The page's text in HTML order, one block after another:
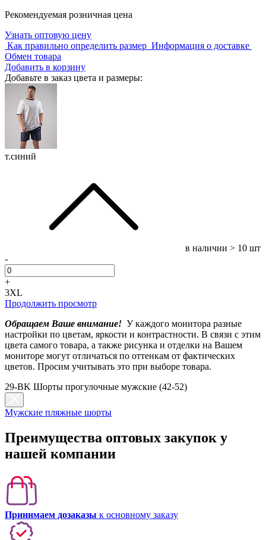
Рекомендуемая розничная цена
Узнать оптовую цену
Как правильно определить размер Информация о доставке
Обмен товара
Добавить в корзину
Добавьте в заказ цвета и размеры:
т.синий
в наличии > 10 шт
-
+
3XL
Продолжить просмотр
Обращаем Ваше внимание! У каждого монитора разные
настройки по цветам, яркости и контрастности. В связи с этим
цвета самого товара, а также рисунка и отделки на Вашем
мониторе могут отличаться по оттенкам от фактических
цветов. Просим учитывать это при выборе товара.
29-BK Шорты прогулочные мужские (42-52)
Мужские пляжные шорты
Преимущества оптовых закупок у
нашей компании
Принимаем дозаказы к основному заказу